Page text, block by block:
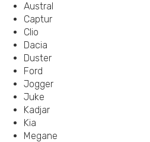
Austral
Captur
Clio
Dacia
Duster
Ford
Jogger
Juke
Kadjar
Kia
Megane